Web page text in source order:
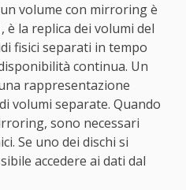
volume con mirroring è
è la replica dei volumi del
fisici separati in tempo
continua. Un
rappresentazione
volumi separate. Quando
sono necessari
Se uno dei dischi si
accedere ai dati dal